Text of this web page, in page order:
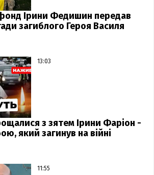
Ірини Федишин передав
загиблого Героя Василя
13:03
з зятем Ірини Фаріон -
який загинув на війні
11:55